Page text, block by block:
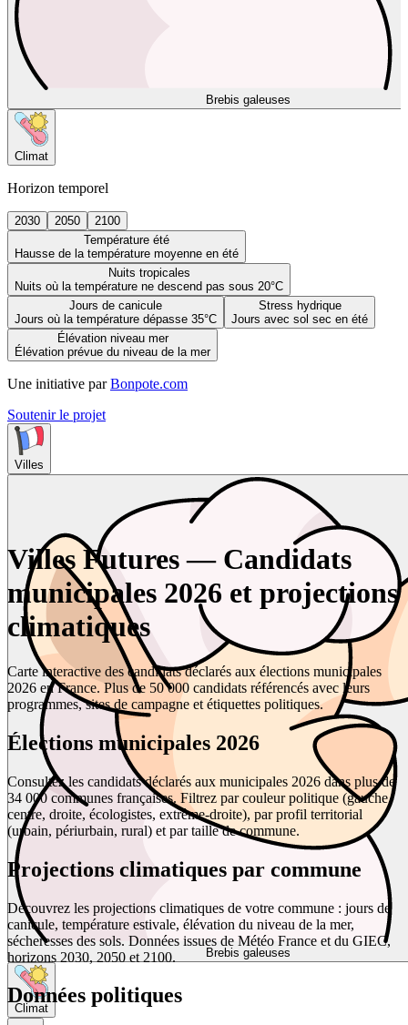
Brebis galeuses
Climat
Horizon temporel
2030 2050
2100
Température été
Hausse de la température moyenne en été
Nuits tropicales
Nuits où la température ne descend pas sous 20°C
Jours de canicule
Jours où la température dépasse 35°C
Stress hydrique
Jours avec sol sec en été
Élévation niveau mer
Élévation prévue du niveau de la mer
Une initiative par Bonpote.com
Soutenir le projet
Villes
Brebis galeuses
Climat
Villes Futures — Candidats
municipales 2026 et projections
climatiques
Carte interactive des candidats déclarés aux élections municipales
2026 en France. Plus de 50 000 candidats référencés avec leurs
programmes, sites de campagne et étiquettes politiques.
Élections municipales 2026
Consultez les candidats déclarés aux municipales 2026 dans plus de
34 000 communes françaises. Filtrez par couleur politique (gauche,
centre, droite, écologistes, extrême-droite), par profil territorial
(urbain, périurbain, rural) et par taille de commune.
Projections climatiques par commune
Découvrez les projections climatiques de votre commune : jours de
canicule, température estivale, élévation du niveau de la mer,
sécheresses des sols. Données issues de Météo France et du GIEC,
horizons 2030, 2050 et 2100.
Données politiques